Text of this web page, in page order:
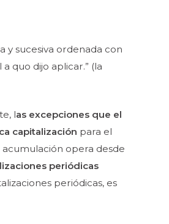
y sucesiva ordenada con
a quo dijo aplicar.” (la
las excepciones que el
capitalización para el
acumulación opera desde
periódicas
periódicas, es